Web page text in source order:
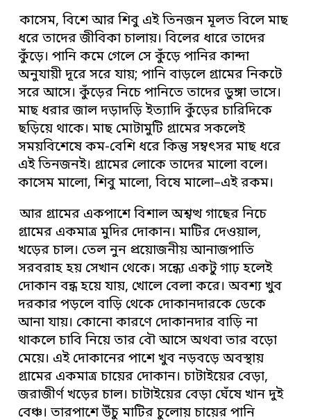
কাসেম, বিশে আর শিবু এই তিনজন মূলত বিলে মাছ
ধরে তাদের জীবিকা চালায়। বিলের ধারে তাদের
কুঁড়ে। পানি কমে গেলে সে কুঁড়ে পানির কান্দা
অনুযায়ী দূরে সরে যায়; পানি বাড়লে গ্রামের নিকটে
সরে আসে। কুঁড়ের নিচে পানিতে তাদের ডুঙ্গা ভাসে।
মাছ ধরার জাল দড়াদড়ি ইত্যাদি কুঁড়ের চারিদিকে
ছড়িয়ে থাকে। মাছ মোটামুটি গ্রামের সকলেই
সময়বিশেষে কম-বেশি ধরে কিন্তু সম্বৎসর মাছ ধরে
এই তিনজনই। গ্রামের লোকে তাদের মালো বলে।
কাসেম মালো, শিবু মালো, বিষে মালো–এই রকম।
আর গ্রামের একপাশে বিশাল অশ্বত্থ গাছের নিচে
গ্রামের একমাত্র মুদির দোকান। মাটির দেওয়াল,
খড়ের চাল। তেল নুন প্রয়োজনীয় আনাজপাতি
সরবরাহ হয় সেখান থেকে। সন্ধ্যে একটু গাঢ় হলেই
দোকান বন্ধ হয়ে যায়, খোলে বেলা করে। অবশ্য খুব
দরকার পড়লে বাড়ি থেকে দোকানদারকে ডেকে
আনা যায়। কোনো কারণে দোকানদার বাড়ি না
থাকলে চাবি নিয়ে তার বৌ আসে অথবা তার বড়ো
মেয়ে। এই দোকানের পাশে খুব নড়বড়ে অবস্থায়
গ্রামের একমাত্র চায়ের দোকান। চাটাইয়ের বেড়া,
জরাজীর্ণ খড়ের চাল। চাটাইয়ের বেড়া ঘেঁষে খান দুই
বেঞ্চ। তারপাশে উঁচু মাটির চুলোয় চায়ের পানি